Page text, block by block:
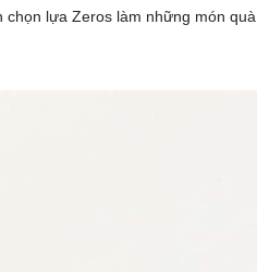
lựa Zeros làm những món